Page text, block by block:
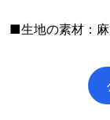
■生地の素材：